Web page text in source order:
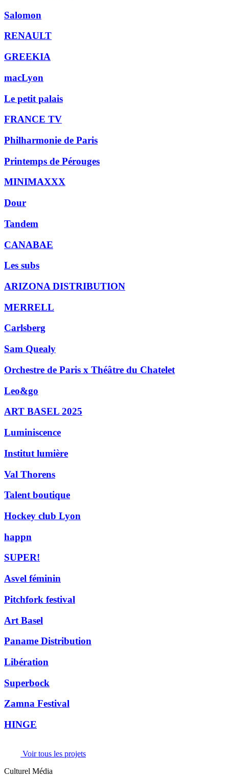
Salomon
RENAULT
GREEKIA
macLyon
Le petit palais
FRANCE TV
Philharmonie de Paris
Printemps de Pérouges
MINIMAXXX
Dour
Tandem
CANABAE
Les subs
ARIZONA DISTRIBUTION
MERRELL
Carlsberg
Sam Quealy
Orchestre de Paris x Théâtre du Chatelet
Leo&go
ART BASEL 2025
Luminiscence
Institut lumière
Val Thorens
Talent boutique
Hockey club Lyon
happn
SUPER!
Asvel féminin
Pitchfork festival
Art Basel
Paname Distribution
Libération
Superbock
Zamna Festival
HINGE
Voir tous les projets
Culturel Média